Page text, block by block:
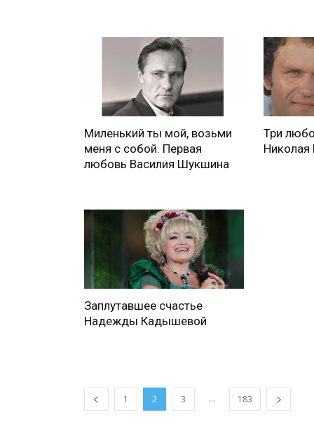
Миленький ты мой, возьми
меня с собой. Первая
любовь Василия Шукшина
Три
Николая
Заплутавшее счастье
Надежды Кадышевой
1 2 3 ... 183